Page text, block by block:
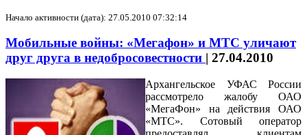
Начало активности (дата): 27.05.2010 07:32:14
Мобильные войны: «Мегафон» и МТС уличают
друг друга в недобросовестности | 27.04.2010
Архангельское УФАС России
рассмотрело жалобу ОАО
«МегаФон» на действия ОАО
«МТС». Сотовый оператор